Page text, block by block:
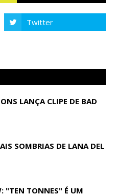
LANÇA CLIPE DE BAD
SOMBRIAS DE LANA DEL
"TEN TONNES" É UM